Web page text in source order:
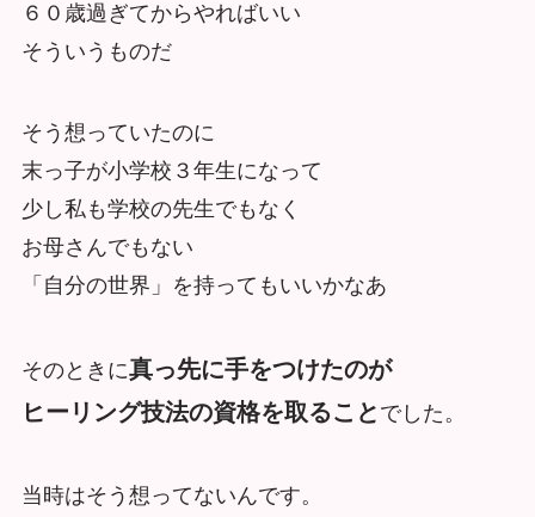
６０歳過ぎてからやればいい
そういうものだ
そう想っていたのに
末っ子が小学校３年生になって
少し私も学校の先生でもなく
お母さんでもない
「自分の世界」を持ってもいいかなあ
そのときに真っ先に手をつけたのが
ヒーリング技法の資格を取ること でした。
当時はそう想ってないんです。